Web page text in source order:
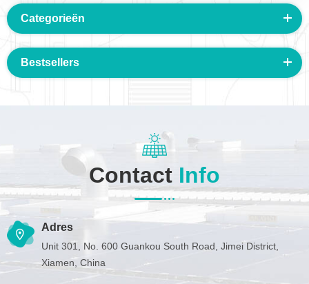
Categorieën
Bestsellers
Contact Info
Adres
Unit 301, No. 600 Guankou South Road, Jimei District,
Xiamen, China